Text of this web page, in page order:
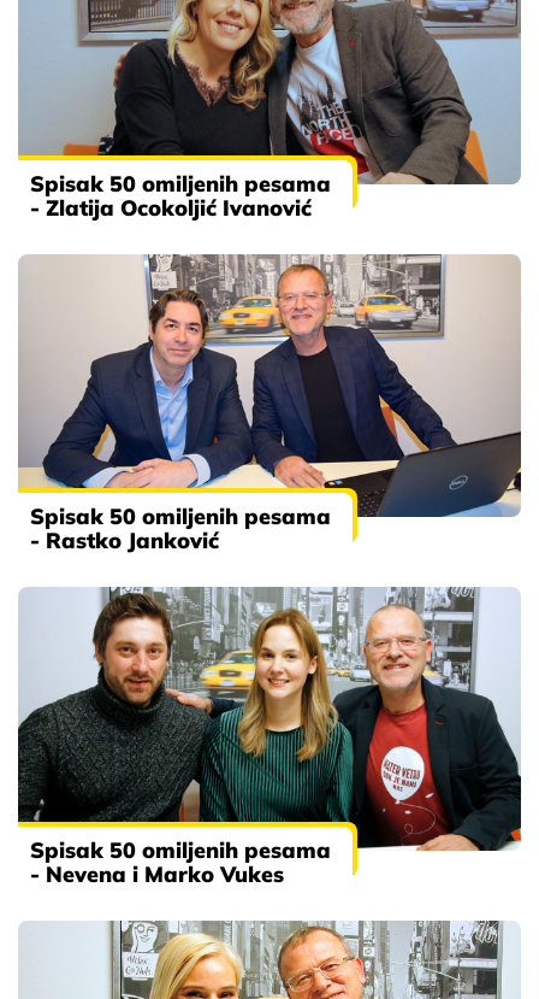
Spisak 50 omiljenih pesama
- Zlatija Ocokoljić Ivanović
Spisak 50 omiljenih pesama
- Rastko Janković
Spisak 50 omiljenih pesama
- Nevena i Marko Vukes